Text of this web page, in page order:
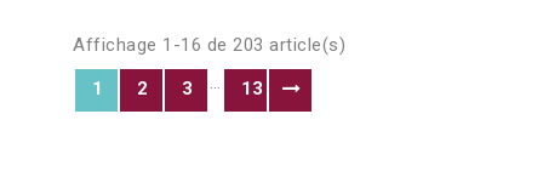
Affichage 1-16 de 203 article(s)
1
2 3 … 13